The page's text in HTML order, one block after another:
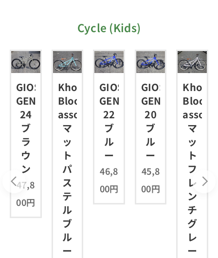
Cycle (Kids)
GIOS
GENOVA
24
ブ
ラ
ウ
ン
47,8
00円
Khodaa
Bloom
asson24
マ
ッ
ト
パ
ス
テ
ル
ブ
ル
ー
GIOS
GENOVA
22
ブ
ル
ー
46,8
00円
GIOS
GENOVA
20
ブ
ル
ー
45,8
00円
Bloom
マ
ッ
ト
フ
レ
ン
チ
グ
レ
ー